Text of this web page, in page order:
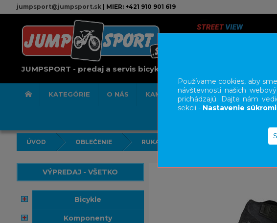
jumpsport@jumpsport.sk| MIER: +421 910 901 619
JUMPSPORT - predaj a servis bicyklov
KATEGÓRIE O NÁS KAMENNÁ PREDAJNA SERVIS
ÚVOD OBLEČENIE RUKAVICE
VÝPREDAJ - VŠETKO
bicykle
komponenty
Používame cookies, aby
návštevnosti našich
prichádzajú. Dajte nám
sekcii - Nastavenie